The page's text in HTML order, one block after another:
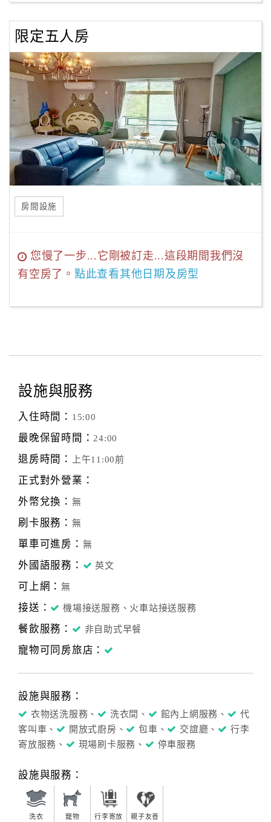
限定五人房
房間設施
您慢了一步...它剛被訂走...這段期間我們沒
有空房了。 點此查看其他日期及房型
設施與服務
入住時間： 15:00
最晚保留時間：24:00
退房時間： 上午11:00前
正式對外營業：
外幣兌換： 無
刷卡服務： 無
單車可進房： 無
外國語服務： 英文
可上網： 無
接送： 機場接送服務、火車站接送服務
餐飲服務： 非自助式早餐
寵物可同房旅店：
設施與服務：
衣物送洗服務、 洗衣間、 館內上網服務、
代
客叫車、
開放式廚房、 包車、 交誼廳、
行李
寄放服務、
現場刷卡服務、 停車服務
設施與服務：
洗衣 寵物 行李寄放 親子友善